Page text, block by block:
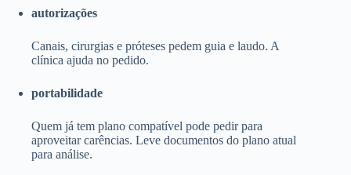
autorizações
Canais, cirurgias e próteses pedem guia e laudo. A
clínica ajuda no pedido.
portabilidade
Quem já tem plano compatível pode pedir para
aproveitar carências. Leve documentos do plano atual
para análise.